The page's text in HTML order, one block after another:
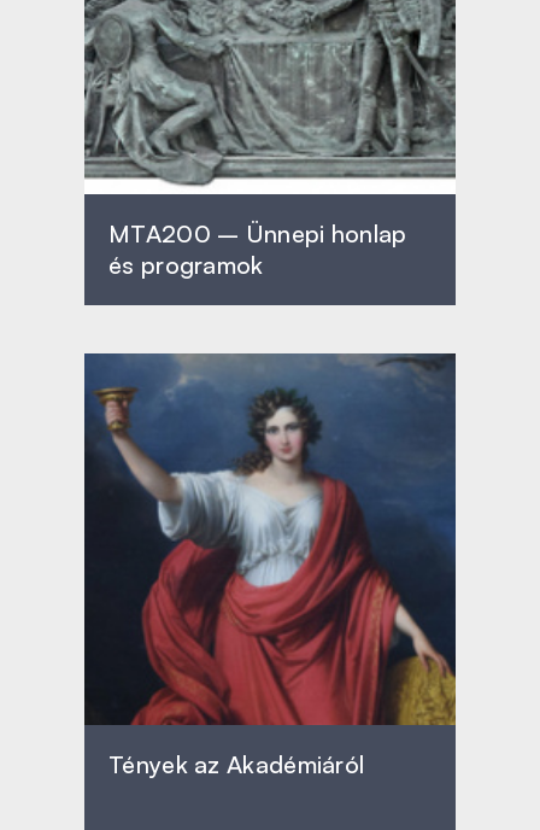
MTA200 – Ünnepi honlap
és programok
Tények az Akadémiáról